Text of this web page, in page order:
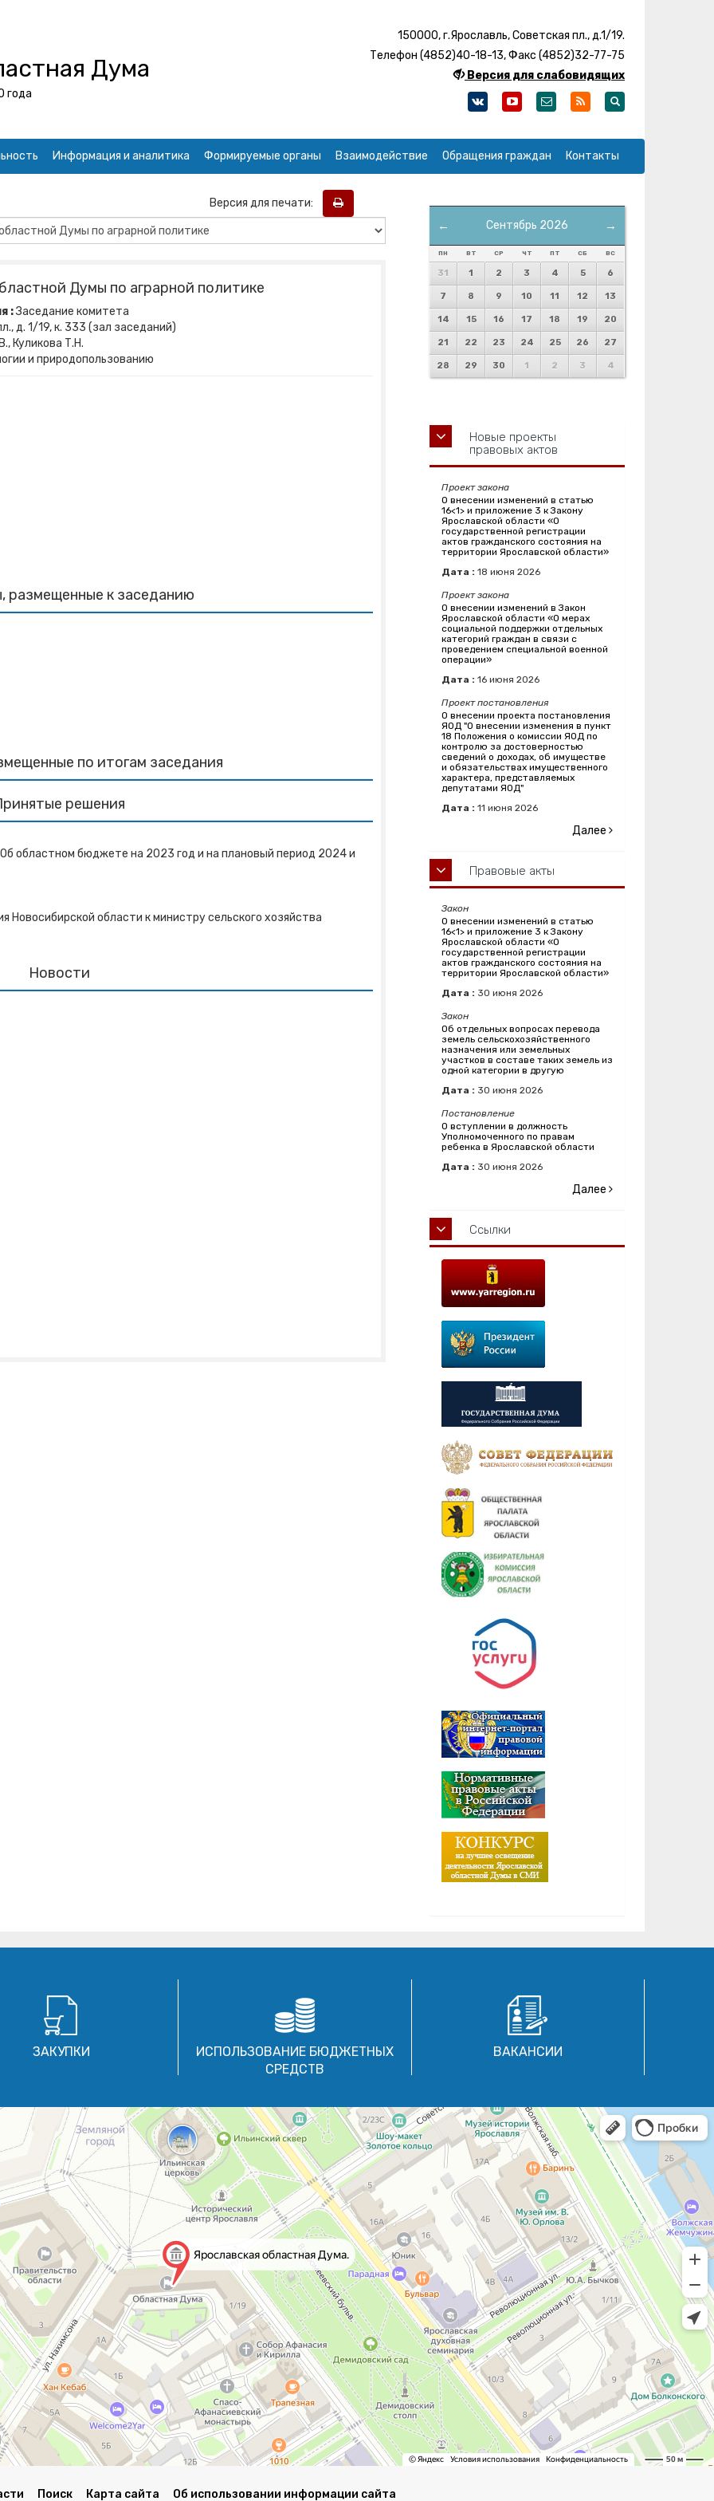
Дума
года
150000, г.Ярославль, Советская пл., д.1/19.
Телефон (4852)40-18-13, Факс (4852)32-77-75
Версия для слабовидящих
Информация и аналитика Формируемые органы Взаимодействие Обращения граждан Контакты
Версия для печати:
Думы по аграрной политике
:Заседание комитета
д. 1/19, к. 333 (зал заседаний)
Куликова Т.Н.
и природопользованию
размещенные к заседанию
по итогам заседания
решения
областном бюджете на 2023 год и на плановый период 2024 и
Новосибирской области к министру сельского хозяйства
Новости
← →
Сентябрь 2026
ПН ВТ СР ЧТ ПТ СБ ВС
31 1 2 3 4 5 6
7 8 9 10 11 12 13
14 15 16 17 18 19 20
21 22 23 24 25 26 27
28 29 30 1 2 3 4
Новые проекты
правовых актов
Проект закона
О внесении изменений в статью
16<1> и приложение 3 к Закону
Ярославской области «О
государственной регистрации
актов гражданского состояния на
территории Ярославской области»
Дата : 18 июня 2026
Проект закона
О внесении изменений в Закон
Ярославской области «О мерах
социальной поддержки отдельных
категорий граждан в связи с
проведением специальной военной
операции»
Дата : 16 июня 2026
Проект постановления
О внесении проекта постановления
ЯОД "О внесении изменения в пункт
18 Положения о комиссии ЯОД по
контролю за достоверностью
сведений о доходах, об имуществе
и обязательствах имущественного
характера, представляемых
депутатами ЯОД"
Дата : 11 июня 2026
Далее
Правовые акты
Закон
О внесении изменений в статью
16<1> и приложение 3 к Закону
Ярославской области «О
государственной регистрации
актов гражданского состояния на
территории Ярославской области»
Дата : 30 июня 2026
Закон
Об отдельных вопросах перевода
земель сельскохозяйственного
назначения или земельных
участков в составе таких земель из
одной категории в другую
Дата : 30 июня 2026
Постановление
О вступлении в должность
Уполномоченного по правам
ребенка в Ярославской области
Дата : 30 июня 2026
Далее
Ссылки
ЗАКУПКИ
ИСПОЛЬЗОВАНИЕ БЮДЖЕТНЫХ
СРЕДСТВ
ВАКАНСИИ
Поиск Карта сайта Об использовании информации сайта